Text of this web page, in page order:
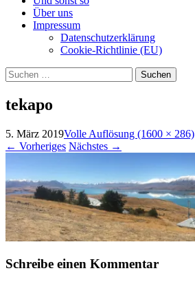
Über uns
Impressum
Datenschutzerklärung
Cookie-Richtlinie (EU)
Suchen
nach:
tekapo
5. März 2019Volle Auflösung (1600 × 286)
← Vorheriges Nächstes →
Schreibe einen Kommentar